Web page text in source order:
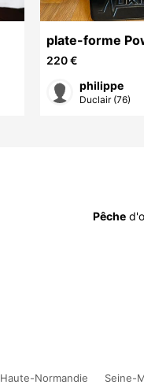
plate-forme
marque DKN
220 €
philippe
Duclair (76)
Pêche
Haute-Normandie Seine-